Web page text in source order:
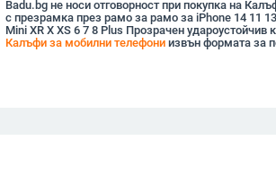
Badu.bg не носи отговорност при покупка на
с презрамка през рамо за рамо за iPhone 14 11
Mini XR X XS 6 7 8 Plus Прозрачен удароустойчив
Калъфи за мобилни телефониизвън формата за